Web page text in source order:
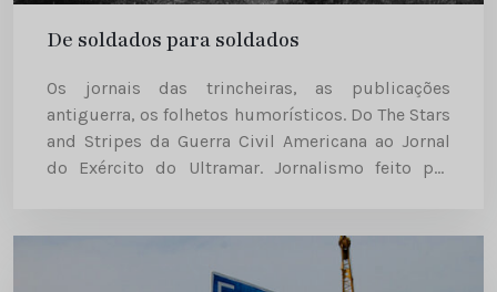
De soldados para soldados
Os jornais das trincheiras, as publicações
antiguerra, os folhetos humorísticos. Do The Stars
and Stripes da Guerra Civil Americana ao Jornal
do Exército do Ultramar. Jornalismo feito por